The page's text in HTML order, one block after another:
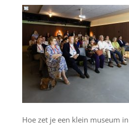
Hoe zet je een klein museum